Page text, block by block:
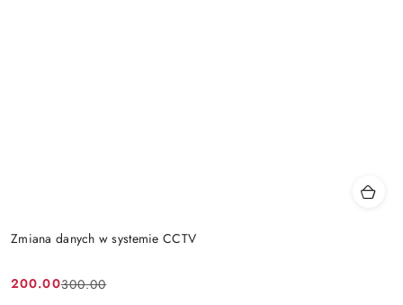
Zmiana danych w systemie CCTV
Cena
200.00
Cena
300.00